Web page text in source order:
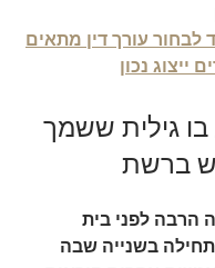
לבחור עורך דין מתאים
ייצוג נכון
גילית ששמך
ברשת
הרבה לפני בית
בשנייה שבה